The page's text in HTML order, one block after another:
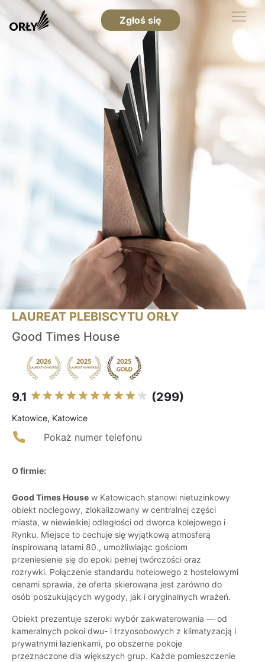
Zgłoś się
LAUREAT PLEBISCYTU ORŁY
Good Times House
9.1 (299)
Katowice, Katowice
Pokaż numer telefonu
O firmie:
Good Times House w Katowicach stanowi nietuzinkowy
obiekt noclegowy, zlokalizowany w centralnej części
miasta, w niewielkiej odległości od dworca kolejowego i
Rynku. Miejsce to cechuje się wyjątkową atmosferą
inspirowaną latami 80., umożliwiając gościom
przeniesienie się do epoki pełnej twórczości oraz
rozrywki. Połączenie standardu hotelowego z hostelowymi
cenami sprawia, że oferta skierowana jest zarówno do
osób poszukujących wygody, jak i oryginalnych wrażeń.
Obiekt prezentuje szeroki wybór zakwaterowania — od
kameralnych pokoi dwu- i trzyosobowych z klimatyzacją i
prywatnymi łazienkami, po obszerne pokoje
przeznaczone dla większych grup. Każde pomieszczenie